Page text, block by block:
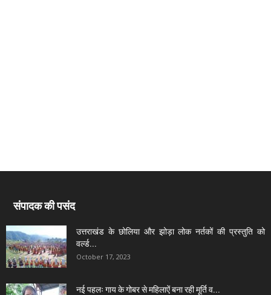
संपादक की पसंद
उत्तराखंड के छोलिया और झोड़ा लोक नर्तकों की प्रस्तुति को
वर्ल्ड...
October 17, 2023
नई पहलः गाय के गोबर से महिलाऐं बना रही मूर्ति व...